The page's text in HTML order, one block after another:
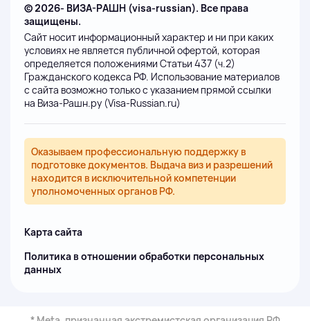
© 2026- ВИЗА-РАШН (visa-russian). Все права
защищены.
Сайт носит информационный характер и ни при каких
условиях не является публичной офертой, которая
определяется положениями Статьи 437 (ч.2)
Гражданского кодекса РФ. Использование материалов
с сайта возможно только с указанием прямой ссылки
на Виза-Рашн.ру (Visa-Russian.ru)
Оказываем профессиональную поддержку в
подготовке документов. Выдача виз и разрешений
находится в исключительной компетенции
уполномоченных органов РФ.
Карта сайта
Политика в отношении обработки персональных
данных